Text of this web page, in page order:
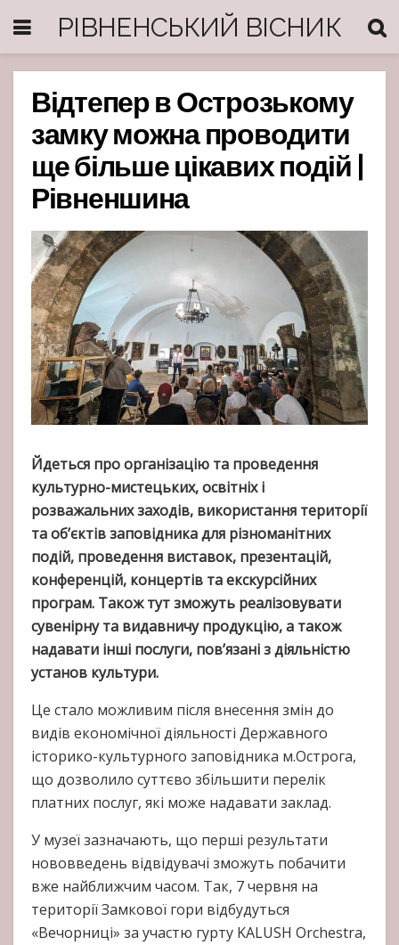
РІВНЕНСЬКИЙ ВІСНИК
Відтепер в Острозькому
замку можна проводити
ще більше цікавих подій |
Рівненшина
Йдеться про організацію та проведення
культурно-мистецьких, освітніх і
розважальних заходів, використання території
та об’єктів заповідника для різноманітних
подій, проведення виставок, презентацій,
конференцій, концертів та екскурсійних
програм. Також тут зможуть реалізовувати
сувенірну та видавничу продукцію, а також
надавати інші послуги, пов’язані з діяльністю
установ культури.
Це стало можливим після внесення змін до
видів економічної діяльності Державного
історико-культурного заповідника м.Острога,
що дозволило суттєво збільшити перелік
платних послуг, які може надавати заклад.
У музеї зазначають, що перші результати
нововведень відвідувачі зможуть побачити
вже найближчим часом. Так, 7 червня на
території Замкової гори відбудуться
«Вечорниці» за участю гурту KALUSH Orchestra,